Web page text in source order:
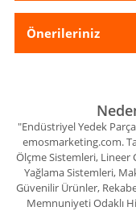
Önerileriniz
"Endüstriyel Yedek
emosmarketing.com.
Ölçme Sistemleri, Lineer
Yağlama Sistemleri,
Güvenilir Ürünler,
Memnuniyeti Odaklı